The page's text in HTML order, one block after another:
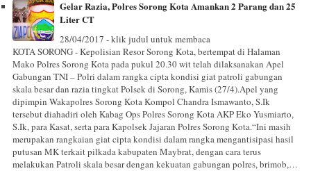
Gelar Razia, Polres Sorong Kota Amankan 2 Parang dan 25
Liter CT
28/04/2017 - klik judul untuk membaca
KOTA SORONG - Kepolisian Resor Sorong Kota, bertempat di Halaman
Mako Polres Sorong Kota pada pukul 20.30 wit telah dilaksanakan Apel
Gabungan TNI – Polri dalam rangka cipta kondisi giat patroli gabungan
skala besar dan razia tingkat Polsek di Sorong, Kamis (27/4).Apel yang
dipimpin Wakapolres Sorong Kota Kompol Chandra Ismawanto, S.Ik
tersebut diahadiri oleh Kabag Ops Polres Sorong Kota AKP Eko Yusmiarto,
S.Ik, para Kasat, serta para Kapolsek Jajaran Polres Sorong Kota.“Ini masih
merupakan rangkaian giat cipta kondisi dalam rangka mengantisipasi hasil
putusan MK terkait pilkada kabupaten Maybrat, dengan cara terus
melakukan Patroli skala besar dengan kekuatan gabungan polres, brimob,…